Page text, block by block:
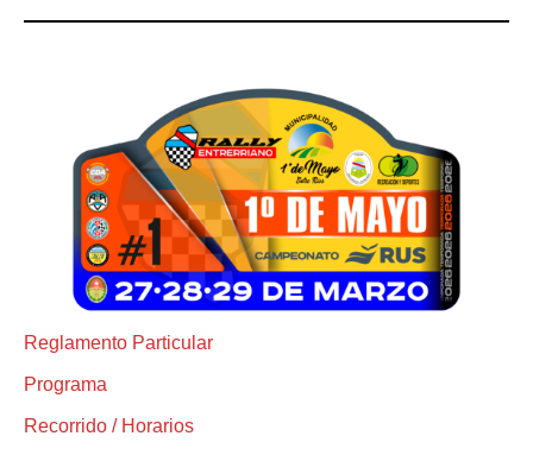
Reglamento Particular
Programa
Recorrido / Horarios